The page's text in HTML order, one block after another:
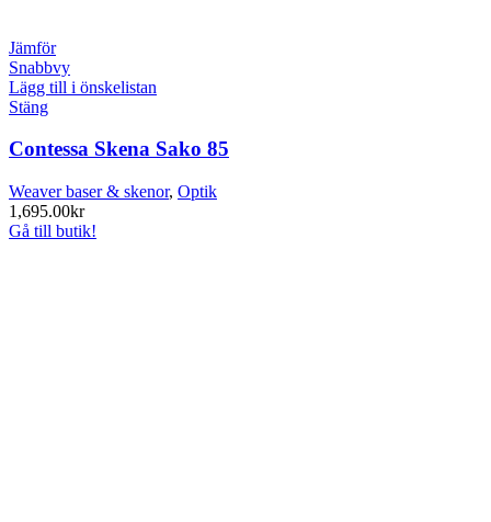
Jämför
Snabbvy
Lägg till i önskelistan
Stäng
Contessa Skena Sako 85
Weaver baser & skenor, Optik
1,695.00kr
Gå till butik!